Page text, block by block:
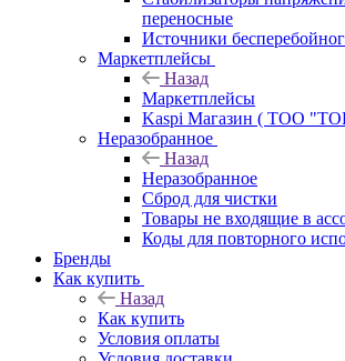
переносные
Источники
Маркетплейсы
Назад
Маркетплейсы
Kaspi Магазин ( ТОО
Неразобранное
Назад
Неразобранное
Сброд для чистки
Товары не входящие в
Коды для повторного
Бренды
Как купить
Назад
Как купить
Условия оплаты